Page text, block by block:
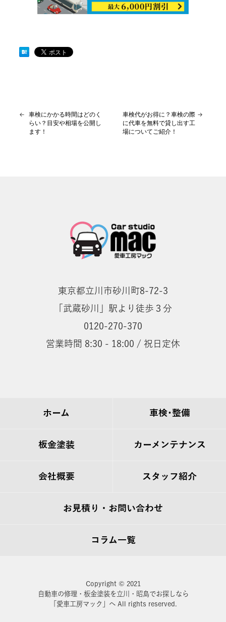
←
車検にかかる時間はどのく
らい？目安や相場を公開し
ます！
車検代がお得に？車検の際
に代車を無料で貸し出す工
場についてご紹介！
→
東京都立川市砂川町8-72-3
「武蔵砂川」駅より徒歩３分
0120-270-370
営業時間 8:30 - 18:00 / 祝日定休
ホーム 車検･整備
板金塗装 カーメンテナンス
会社概要 スタッフ紹介
お見積り・お問い合わせ
コラム一覧
Copyright © 2021
自動車の修理・板金塗装を立川・昭島でお探しなら
「愛車工房マック」へ All rights reserved.